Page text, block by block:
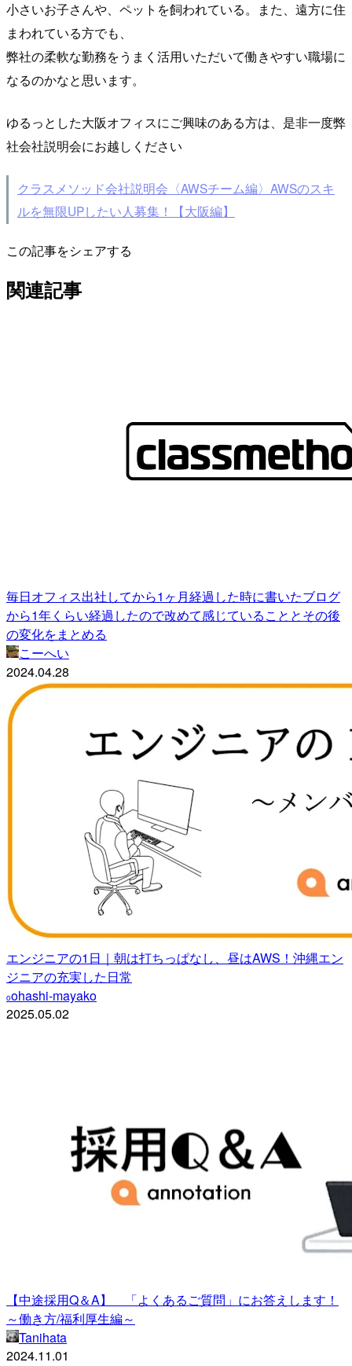
小さいお子さんや、ペットを飼われている。また、遠方に住
まわれている方でも、
弊社の柔軟な勤務をうまく活用いただいて働きやすい職場に
なるのかなと思います。
ゆるっとした大阪オフィスにご興味のある方は、是非一度弊
社会社説明会にお越しください
クラスメソッド会社説明会〈AWSチーム編〉AWSのスキ
ルを無限UPしたい人募集！【大阪編】
この記事をシェアする
関連記事
毎日オフィス出社してから1ヶ月経過した時に書いたブログ
から1年くらい経過したので改めて感じていることとその後
の変化をまとめる
こーへい
2024.04.28
エンジニアの1日｜朝は打ちっぱなし、昼はAWS！沖縄エン
ジニアの充実した日常
oohashi-mayako
2025.05.02
【中途採用Q＆A】 「よくあるご質問」にお答えします！
～働き方/福利厚生編～
Tanihata
2024.11.01